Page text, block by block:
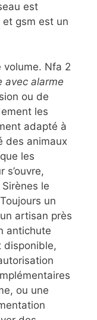
est
gsm est un
volume. Nfa 2
avec alarme
ou de
les
adapté à
des animaux
les
s’ouvre,
Sirènes le
un
artisan près
antichute
disponible,
ou une